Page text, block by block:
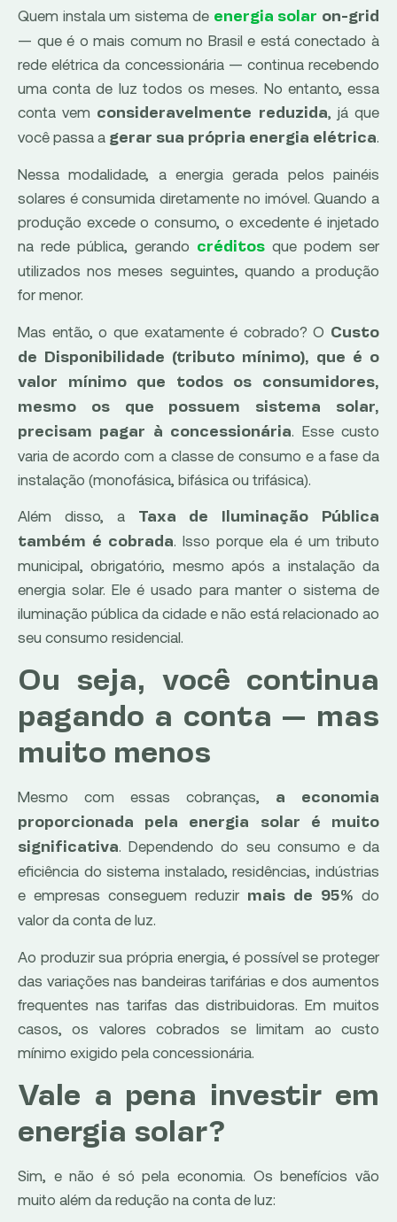
Quem instala um sistema de energia solar on-grid
— que é o mais comum no Brasil e está conectado à
rede elétrica da concessionária — continua recebendo
uma conta de luz todos os meses. No entanto, essa
conta vem consideravelmente reduzida , já que
você passa a gerar sua própria energia elétrica
Nessa modalidade, a energia gerada pelos painéis
solares é consumida diretamente no imóvel. Quando a
produção excede o consumo, o excedente é injetado
na rede pública, gerando créditos que podem ser
utilizados nos meses seguintes, quando a produção
for menor.
Mas então, o que exatamente é cobrado? O Custo
de Disponibilidade (tributo mínimo), que é o
valor mínimo que todos os consumidores,
mesmo os que possuem sistema solar,
precisam pagar à concessionária . Esse custo
varia de acordo com a classe de consumo e a fase da
instalação (monofásica, bifásica ou trifásica).
Além disso, a Taxa de Iluminação Pública
também é cobrada. Isso porque ela é um tributo
municipal, obrigatório, mesmo após a instalação da
energia solar. Ele é usado para manter o sistema de
iluminação pública da cidade e não está relacionado ao
seu consumo residencial.
Ou seja, você continua
pagando a conta — mas
muito menos
Mesmo com essas cobranças, a economia
proporcionada pela energia solar é muito
significativa. Dependendo do seu consumo e da
eficiência do sistema instalado, residências, indústrias
e empresas conseguem reduzir mais de 95% do
valor da conta de luz.
Ao produzir sua própria energia, é possível se proteger
das variações nas bandeiras tarifárias e dos aumentos
frequentes nas tarifas das distribuidoras. Em muitos
casos, os valores cobrados se limitam ao custo
mínimo exigido pela concessionária.
Vale a pena investir em
energia solar?
Sim, e não é só pela economia. Os benefícios vão
muito além da redução na conta de luz: